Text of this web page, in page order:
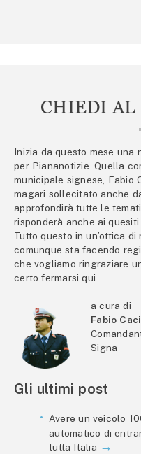
CHIEDI AL
Inizia da questo mese una
per Piananotizie. Quella
municipale signese, Fabio
magari sollecitato anche
approfondirà tutte le
risponderà anche ai
Tutto questo in un’ottica
comunque sta facendo
che vogliamo ringraziare
certo fermarsi qui.
a cura di
Fabio
Signa
Gli ultimi post
Avere un veicolo
automatico di
tutta Italia